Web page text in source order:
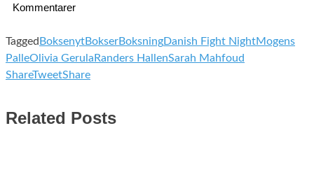
Kommentarer
Tagged BoksenytBokserBoksningDanish Fight NightMogens
PalleOlivia Gerula Randers HallenSarah Mahfoud
ShareTweetShare
Related Posts